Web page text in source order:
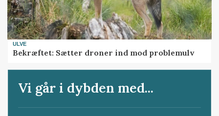
ULVE
Bekræftet: Sætter droner ind mod problemulv
Vi går i dybden med...